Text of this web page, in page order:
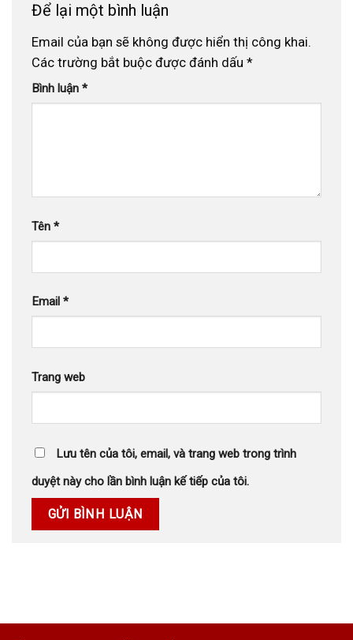
Để lại một bình luận
Email của bạn sẽ không được hiển thị công khai.
Các trường bắt buộc được đánh dấu *
Bình luận *
Tên *
Email *
Trang web
Lưu tên của tôi, email, và trang web trong trình
duyệt này cho lần bình luận kế tiếp của tôi.